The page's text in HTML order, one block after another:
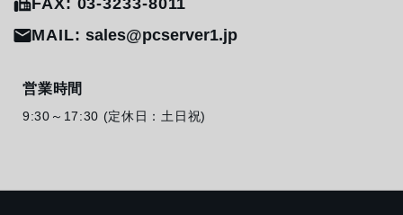
FAX: 03-3233-8011
MAIL:sales@pcserver1.jp
営業時間
9:30～17:30 (定休日：土日祝)